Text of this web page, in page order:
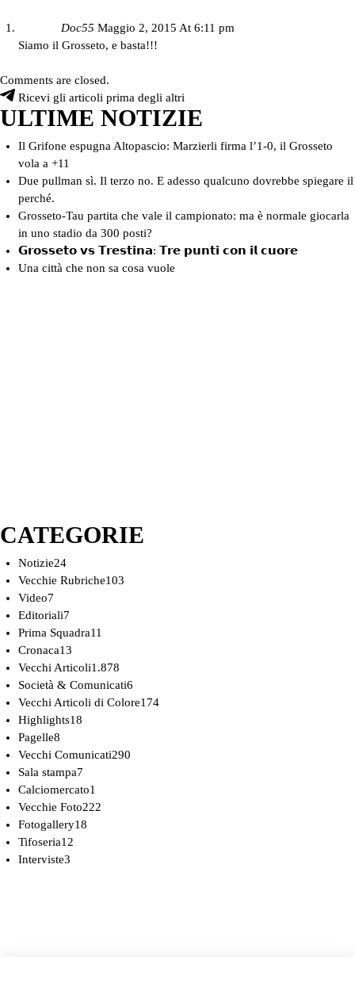
Doc55 Maggio 2, 2015 At 6:11 pm
Siamo il Grosseto, e basta!!!
Comments are closed.
Ricevi gli articoli prima degli altri
ULTIME NOTIZIE
Il Grifone espugna Altopascio: Marzierli firma l’1-0, il Grosseto
vola a +11
Due pullman sì. Il terzo no. E adesso qualcuno dovrebbe spiegare il
perché.
Grosseto-Tau partita che vale il campionato: ma è normale giocarla
in uno stadio da 300 posti?
𝗚𝗿𝗼𝘀𝘀𝗲𝘁𝗼 𝘃𝘀 𝗧𝗿𝗲𝘀𝘁𝗶𝗻𝗮: 𝗧𝗿𝗲 𝗽𝘂𝗻𝘁𝗶 𝗰𝗼𝗻 𝗶𝗹 𝗰𝘂𝗼𝗿𝗲
Una città che non sa cosa vuole
CATEGORIE
Notizie24
Vecchie Rubriche103
Video7
Editoriali7
Prima Squadra11
Cronaca13
Vecchi Articoli1.878
Società & Comunicati6
Vecchi Articoli di Colore174
Highlights18
Pagelle8
Vecchi Comunicati290
Sala stampa7
Calciomercato1
Vecchie Foto222
Fotogallery18
Tifoseria12
Interviste3